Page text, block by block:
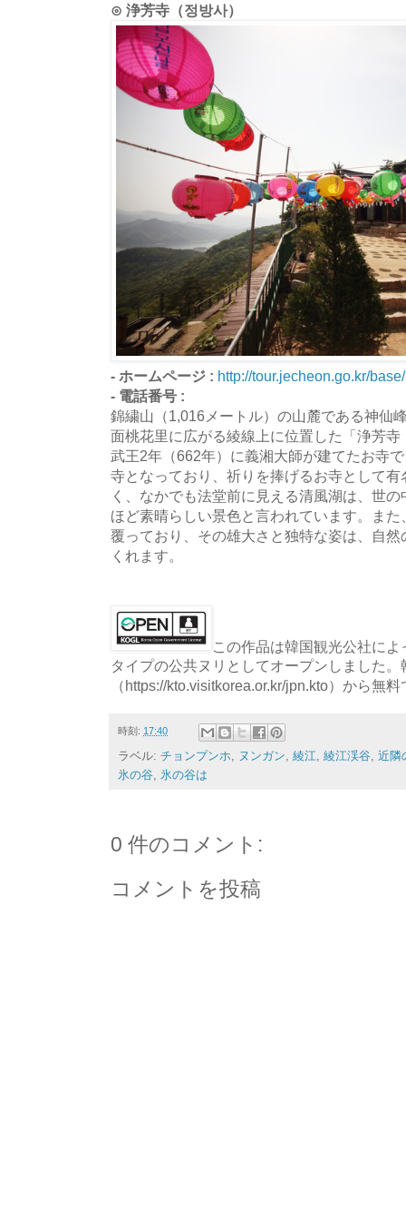
⊙ 浄芳寺（정방사）
- ホームページ : http://tour.jecheon.go.kr/
- 電話番号 :
錦繍山（1,016メートル）の山麓である神仙
面桃花里に広がる綾線上に位置した「浄芳
武王2年（662年）に義湘大師が建てたお寺
寺となっており、祈りを捧げるお寺として
く、なかでも法堂前に見える清風湖は、世
ほど素晴らしい景色と言われています。ま
覆っており、その雄大さと独特な姿は、自
くれます。
この作品は韓国観光公社に
タイプの公共ヌリとしてオープンしました。
（https://kto.visitkorea.or.kr/jpn.kto）から無
時刻: 17:40
ラベル: チョンプンホ ヌンガン 綾江 綾江渓谷 近隣
氷の谷 氷の谷は
0 件のコメント:
コメントを投稿